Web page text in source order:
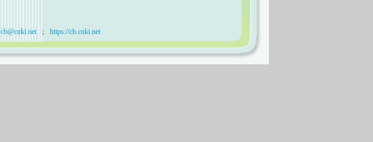
cb@cnki.net ； https://cb.cnki.net